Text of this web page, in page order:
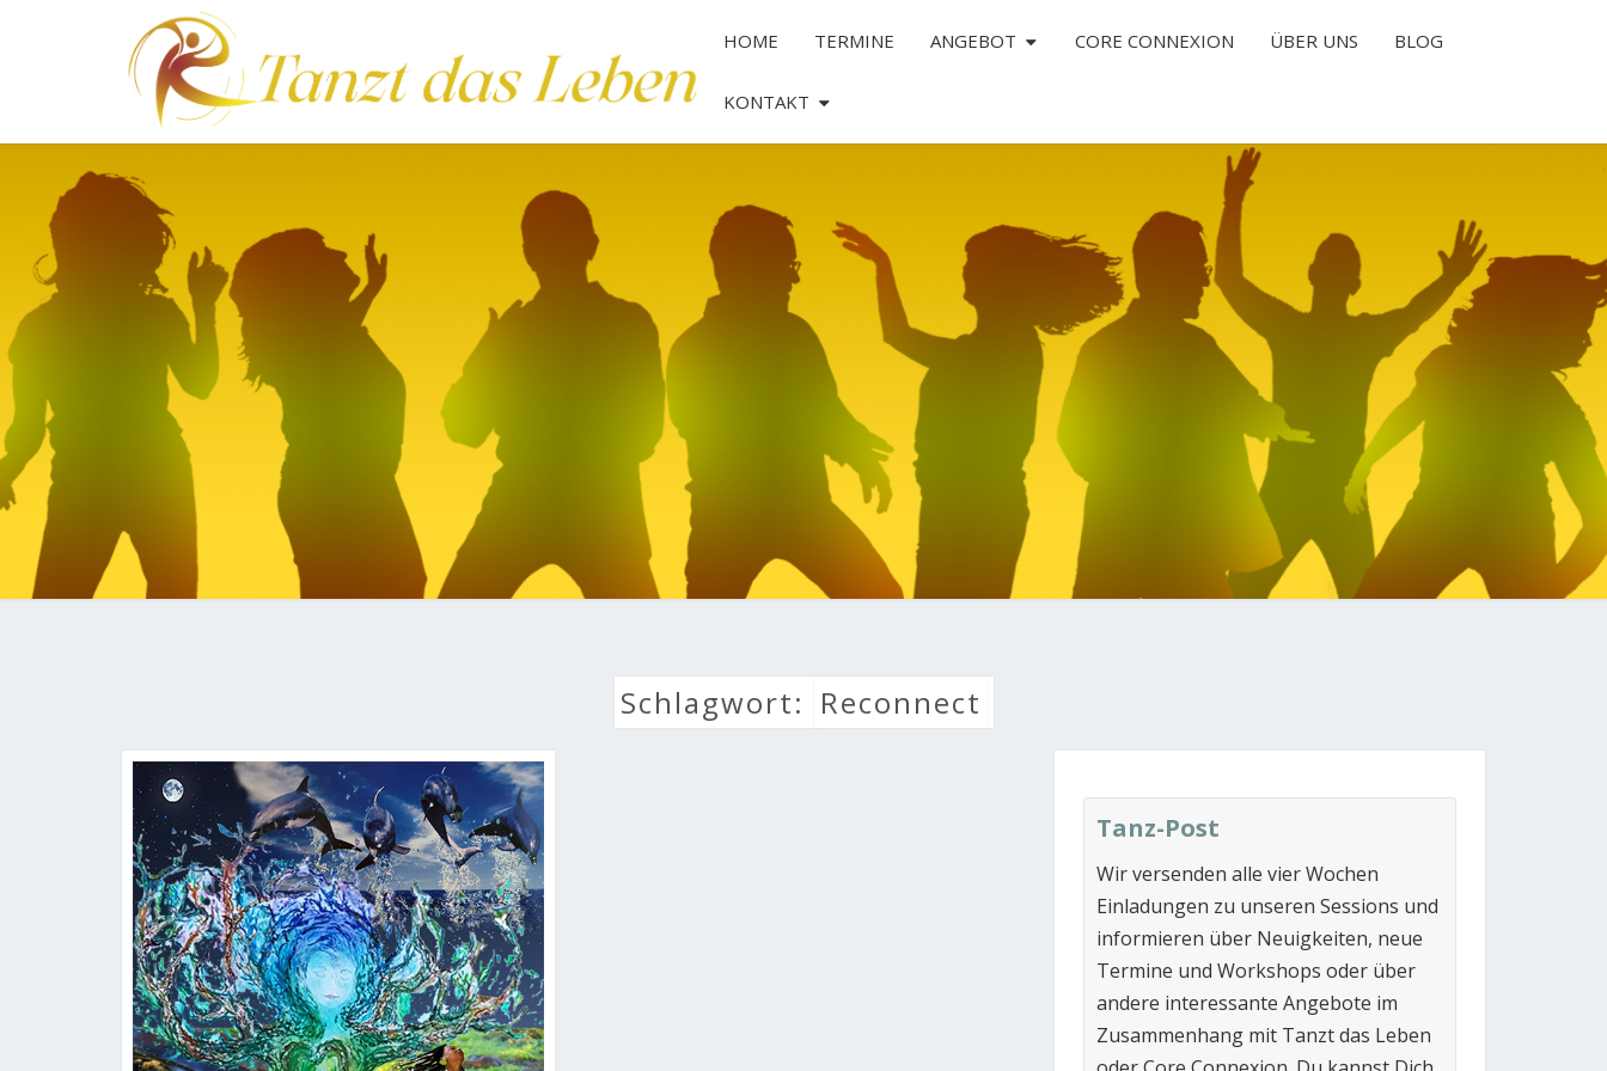
HOME TERMINE ANGEBOT CORE CONNEXION ÜBER UNS BLOG
KONTAKT
TANZT
DAS
LEBEN
Schlagwort: Reconnect
Tanz-Post
Wir versenden alle vier Wochen
Einladungen zu unseren Sessions und
informieren über Neuigkeiten, neue
Termine und Workshops oder über
andere interessante Angebote im
Zusammenhang mit Tanzt das Leben